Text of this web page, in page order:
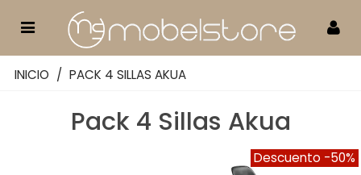
INICIO / PACK 4 SILLAS AKUA
Pack 4 Sillas Akua
Descuento -50%